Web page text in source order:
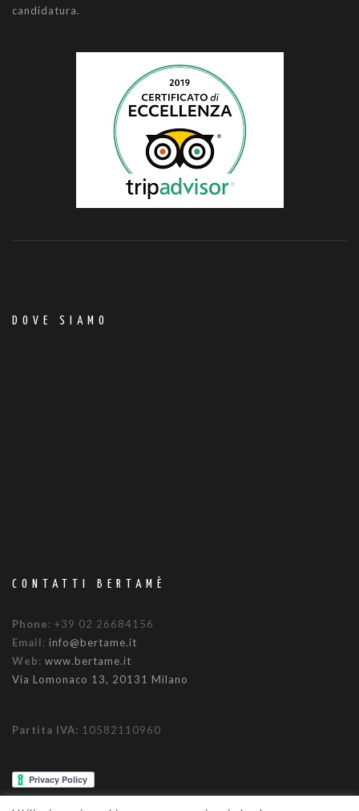
candidatura.
DOVE SIAMO
CONTATTI BERTAMÈ
Phone: +39 02 26684156
Email: info@bertame.it
Web: www.bertame.it
Via Lomonaco 13, 20131 Milano
Partita IVA: 10582110960